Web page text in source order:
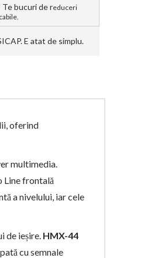
Te bucuri de reduceri
E atat de simplu.
oferind
multimedia.
Line frontală
a nivelului, iar cele
de ieșire. HMX-44
cu semnale